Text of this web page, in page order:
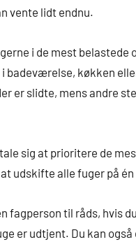
vente lidt endnu.
i de mest belastede
badeværelse, køkken
er slidte, mens andre
sig at prioritere de
udskifte alle fuger på én
fagperson til råds, hvis
er udtjent. Du kan også